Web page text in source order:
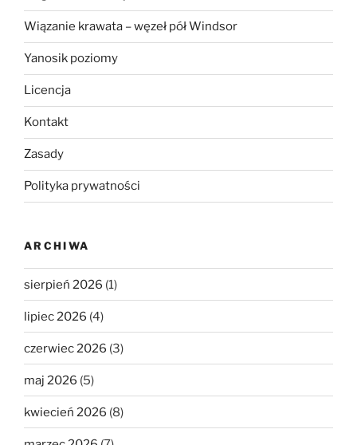
Wiązanie krawata – węzeł pół Windsor
Yanosik poziomy
Licencja
Kontakt
Zasady
Polityka prywatności
ARCHIWA
sierpień 2026 (1)
lipiec 2026 (4)
czerwiec 2026 (3)
maj 2026 (5)
kwiecień 2026 (8)